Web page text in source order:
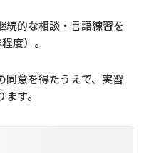
続的な相談・言語練習を
度）。
意を得たうえで、実習
す。